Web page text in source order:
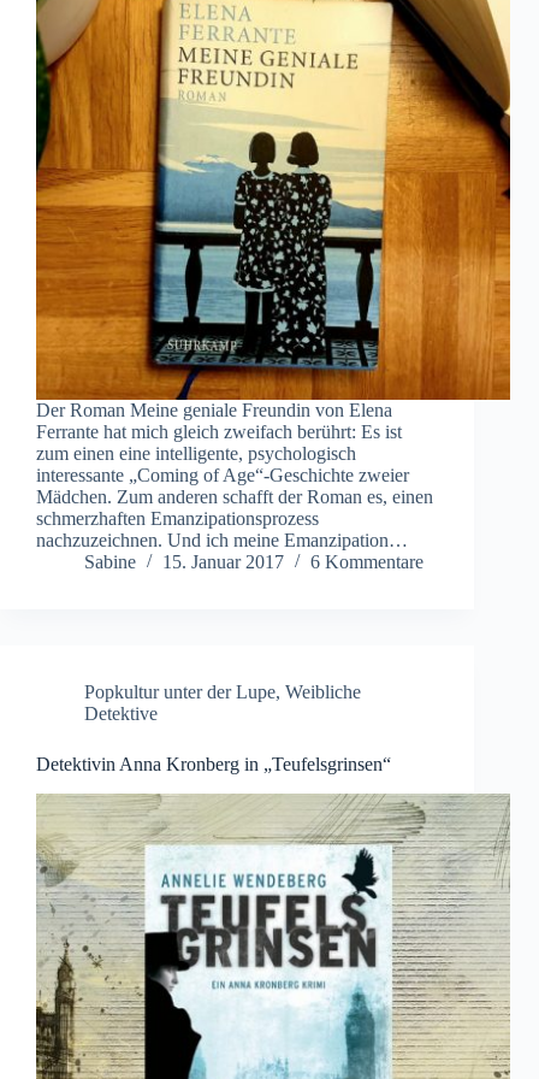
Der Roman Meine geniale Freundin von Elena
Ferrante hat mich gleich zweifach berührt: Es ist
zum einen eine intelligente, psychologisch
interessante „Coming of Age“-Geschichte zweier
Mädchen. Zum anderen schafft der Roman es, einen
schmerzhaften Emanzipationsprozess
nachzuzeichnen. Und ich meine Emanzipation…
Sabine
15. Januar 2017 6 Kommentare
Popkultur unter der Lupe, Weibliche
Detektive
Detektivin Anna Kronberg in „Teufelsgrinsen“